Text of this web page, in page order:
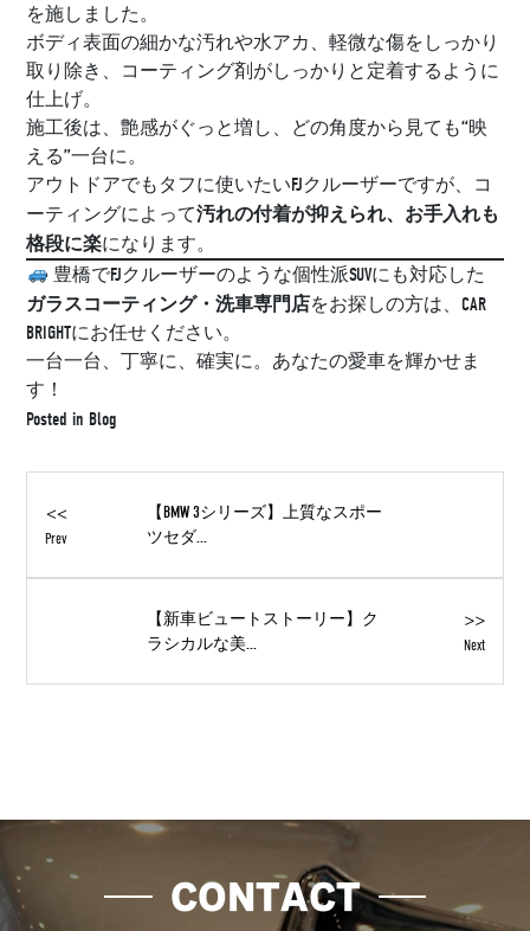
を施しました。
ボディ表面の細かな汚れや水アカ、軽微な傷をしっかり
取り除き、コーティング剤がしっかりと定着するように
仕上げ。
施工後は、艶感がぐっと増し、どの角度から見ても“映
える”一台に。
アウトドアでもタフに使いたいFJクルーザーですが、コ
ーティングによって汚れの付着が抑えられ、お手入れも
格段に楽になります。
豊橋でFJクルーザーのような個性派SUVにも対応した
ガラスコーティング・洗車専門店をお探しの方は、CAR
BRIGHTにお任せください。
一台一台、丁寧に、確実に。あなたの愛車を輝かせま
す！
Posted in Blog
<<
Prev
【BMW 3シリーズ】上質なスポー
ツセダ...
>>
Next
【新車ビュートストーリー】ク
ラシカルな美...
CONTACT